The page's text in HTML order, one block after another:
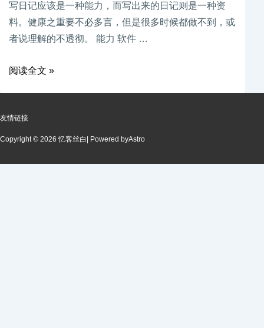
写日记应该是一种能力，而写出来的日记则是一种资
料。健康之重要不必多言，但是很多时候都做不到，或
者说理解的不透彻。 能力 软件 …
阅读全文 »
友情链接
Copyright © 2026 忆客丝白 | Powered byAstro